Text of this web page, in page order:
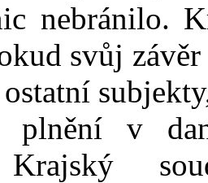
nebránilo.
svůj
plnění v
Krajský